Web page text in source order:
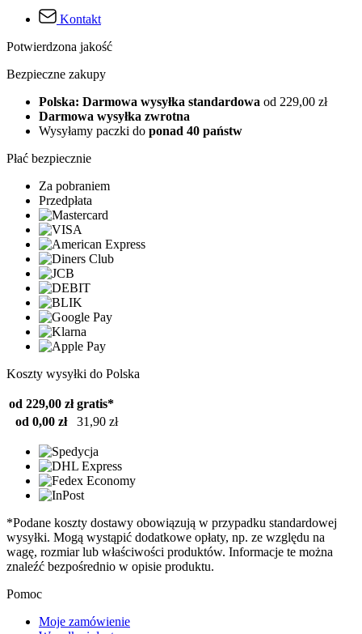
Kontakt
Potwierdzona jakość
Bezpieczne zakupy
Polska: Darmowa wysyłka standardowa od 229,00 zł
Darmowa wysyłka zwrotna
Wysyłamy paczki do ponad 40 państw
Płać bezpiecznie
Za pobraniem
Przedpłata
Koszty wysyłki do Polska
od 229,00 zł gratis*
od 0,00 zł
31,90 zł
*Podane koszty dostawy obowiązują w przypadku standardowej
wysyłki. Mogą wystąpić dodatkowe opłaty, np. ze względu na
wagę, rozmiar lub właściwości produktów. Informacje te można
znaleźć bezpośrednio w opisie produktu.
Pomoc
Moje zamówienie